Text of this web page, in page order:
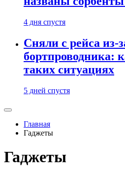
4 дня спустя
Сняли с рейса из-
бортпроводника:
таких ситуациях
5 дней спустя
Главная
Гаджеты
Гаджеты